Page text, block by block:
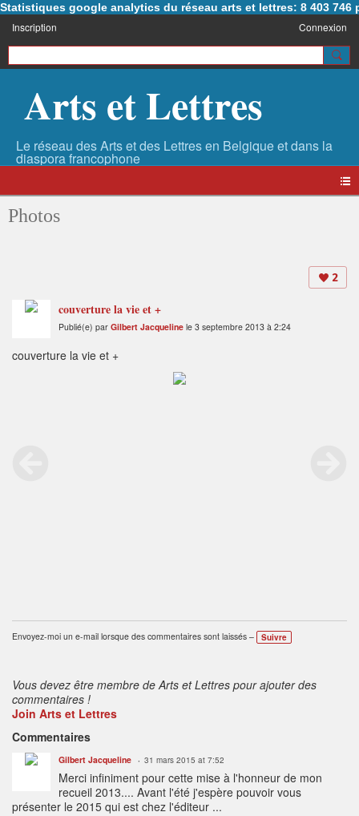
Statistiques google analytics du réseau arts et lettres: 8 403 746
Inscription Connexion
Arts et Lettres
Photos
2
couverture la vie et +
Publié(e) par Gilbert Jacqueline le 3 septembre 2013 à 2:24
couverture la vie et +
Envoyez-moi un e-mail lorsque des commentaires sont laissés – Suivre
Vous devez être membre de Arts et Lettres pour ajouter des
commentaires !
Join Arts et Lettres
Commentaires
Gilbert Jacqueline 31 mars 2015 at 7:52
Merci infiniment pour cette mise à l'honneur de mon
recueil 2013.... Avant l'été j'espère pouvoir vous
présenter le 2015 qui est chez l'éditeur ...